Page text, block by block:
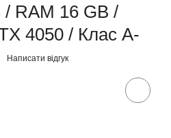
/ RAM 16 GB /
4050 / Клас A-
Написати відгук